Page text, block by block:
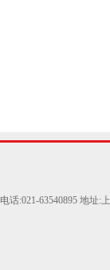
电话:021-63540895 地址: